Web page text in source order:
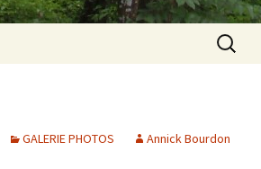
GALERIE PHOTOS Annick Bourdon